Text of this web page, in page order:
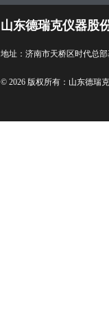
山东德瑞克仪器股
地址：济南市天桥区时代总
© 2026 版权所有：山东德瑞